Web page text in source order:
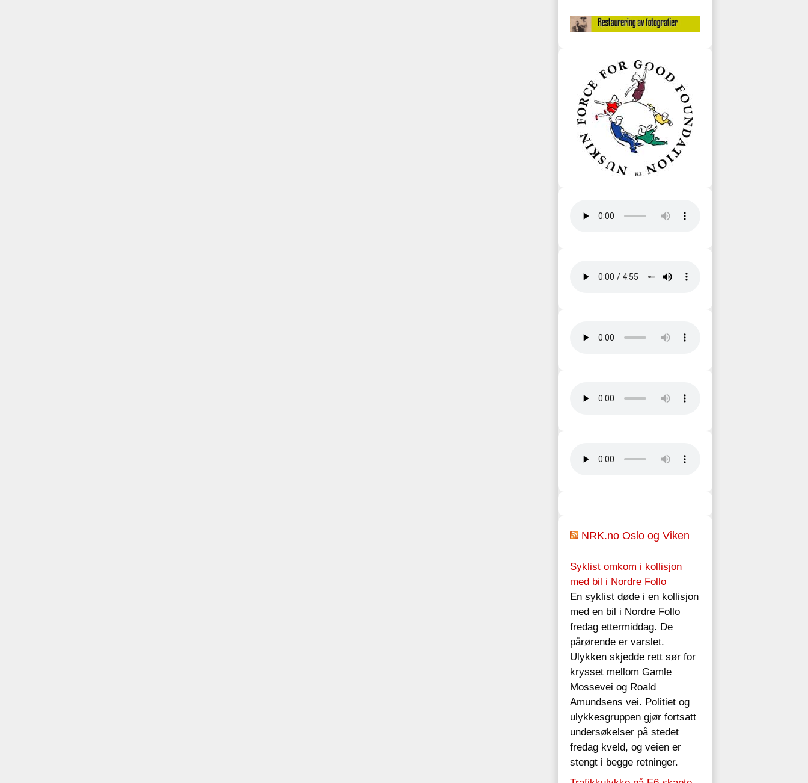
NRK.no Oslo og Viken
Syklist omkom i kollisjon
med bil i Nordre Follo
En syklist døde i en kollisjon
med en bil i Nordre Follo
fredag ettermiddag. De
pårørende er varslet.
Ulykken skjedde rett sør for
krysset mellom Gamle
Mossevei og Roald
Amundsens vei. Politiet og
ulykkesgruppen gjør fortsatt
undersøkelser på stedet
fredag kveld, og veien er
stengt i begge retninger.